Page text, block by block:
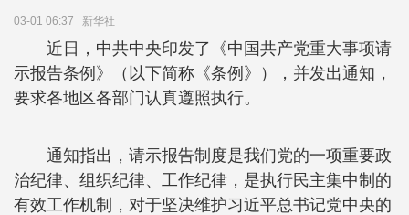
03-01 06:37 新华社
近日，中共中央印发了《中国共产党重大事项请
示报告条例》（以下简称《条例》），并发出通知，
要求各地区各部门认真遵照执行。
通知指出，请示报告制度是我们党的一项重要政
治纪律、组织纪律、工作纪律，是执行民主集中制的
有效工作机制，对于坚决维护习近平总书记党中央的